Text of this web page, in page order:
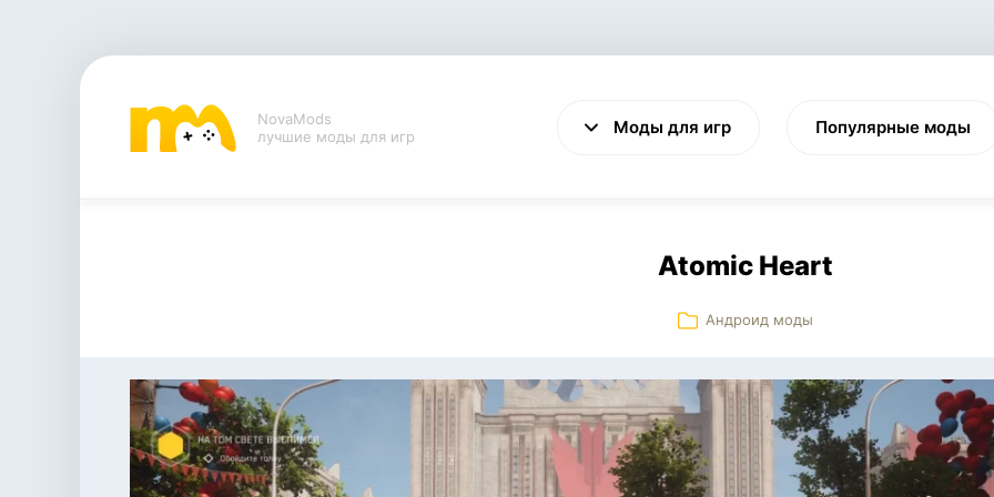
NovaMods
лучшие моды для игр
Моды для игр
VALHEIM
Популярные моды
Atomic Heart
Андроид моды